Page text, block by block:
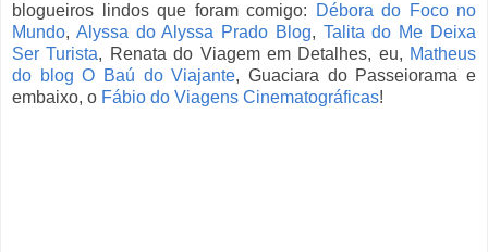
blogueiros lindos que foram comigo:
Débora do Foco no
Mundo, Alyssa do Alyssa Prado Blog, Talita do Me Deixa
Ser Turista, Renata do Viagem em Detalhes, eu, Matheus
do blog O Baú do Viajante, Guaciara do Passeiorama e
embaixo, o Fábio do Viagens Cinematográficas!